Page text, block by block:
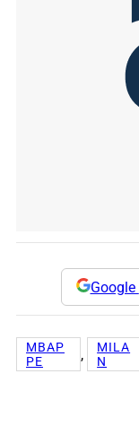
Google
MBAP
PE
,
MILA
N